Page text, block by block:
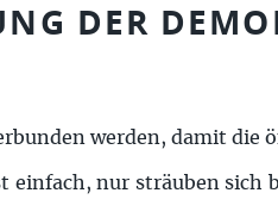
DER
werden, damit die
einfach, nur sträuben